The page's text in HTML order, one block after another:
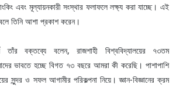
এবং মূল্যায়নকারী সংস্থার ফলাফলে লক্ষ্য করা যাচ্ছে। এই
তিনি আশা প্রকাশ করেন।
তাঁর বক্তব্যে বলেন, রাজশাহী বিশ্ববিদ্যালয়ের ৭৩তম
ভাবতে হচ্ছে বিগত ৭৩ বছরে আমরা কী করেছি। পাশাপাশি
সুন্দর ও সফল আগামীর পরিকল্পনা নিয়ে। জ্ঞান-বিজ্ঞানের ক্রম